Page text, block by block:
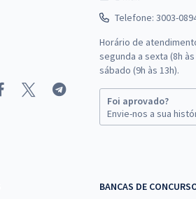
Telefone: 3003-
Horário de
segunda a sexta (8h às
sábado (9h às 13h).
Foi aprovado?
Envie-nos a sua
BANCAS DE